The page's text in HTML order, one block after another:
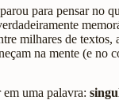
para pensar no
milhares de textos,
na mente (e no
em uma palavra: